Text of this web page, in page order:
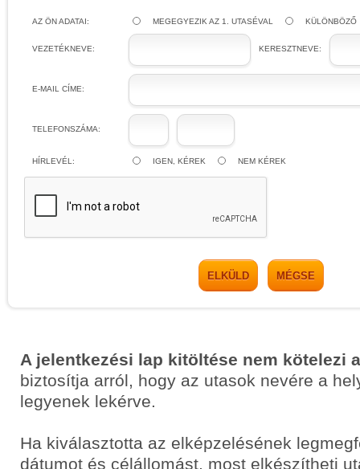
AZ ÖN ADATAI: MEGEGYEZIK AZ 1. UTASÉVAL KÜLÖNBÖZŐ
VEZETÉKNEVE: KERESZTNEVE:
E-MAIL CÍME:
TELEFONSZÁMA:
HÍRLEVÉL: IGEN, KÉREK NEM KÉREK
ELKÜLD MÉGSE
A jelentkezési lap kitöltése nem kötelezi
biztosítja arról, hogy az utasok nevére a
legyenek lekérve.
Ha kiválasztotta az elképzelésének
dátumot és célállomást, most elkészítheti